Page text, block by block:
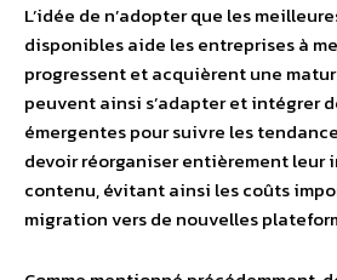
L’idée de n’adopter que les
disponibles aide les entreprises à
progressent et acquièrent une
peuvent ainsi s’adapter et intégrer
émergentes pour suivre les
devoir réorganiser entièrement leur
contenu, évitant ainsi les coûts
migration vers de nouvelles